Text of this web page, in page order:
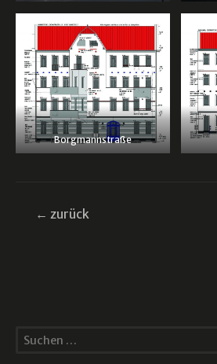
Borgmannstraße
Beitragsnavigation
← zurück